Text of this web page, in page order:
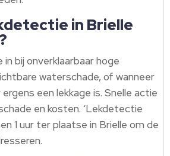
in Brielle
bij onverklaarbaar hoge
waterschade, of wanneer
een lekkage is. Snelle actie
en kosten. ‘Lekdetectie
1 uur ter plaatse in Brielle om de